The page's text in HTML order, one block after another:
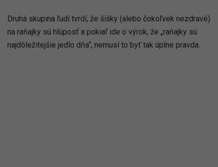
Druhá skupina ľudí tvrdí, že šišky (alebo čokoľvek nezdravé)
na raňajky sú hlúposť a pokiaľ ide o výrok, že „raňajky sú
najdôležitejšie jedlo dňa“, nemusí to byť tak úplne pravda.